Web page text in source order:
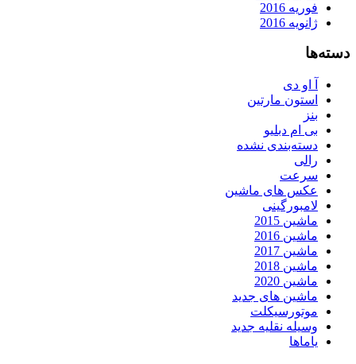
فوریه 2016
ژانویه 2016
دسته‌ها
آ او دی
استون مارتین
بنز
بی ام دبلیو
دسته‌بندی نشده
رالی
سرعت
عکس های ماشین
لامبورگینی
ماشین 2015
ماشین 2016
ماشین 2017
ماشین 2018
ماشین 2020
ماشین های جدید
موتورسیکلت
وسیله نقلیه جدید
یاماها